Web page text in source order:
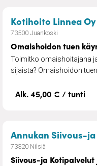
Kotihoito Linnea Oy
73500 Juankoski
Omaishoidon tuen
Toimitko omaishoitajana
sijaista? Omaishoidon
Alk. 45,00 € / tunti
Annukan Siivous-
73320 Nilsiä
Siivous-ja